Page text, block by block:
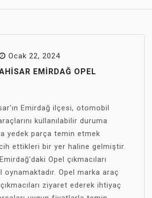
Ocak 22, 2024
EMIRDAĞ OPEL
Emirdağ ilçesi, otomobil
kullanılabilir duruma
yedek parça temin etmek
ettikleri bir yer haline gelmiştir.
Opel çıkmacıları
Opel marka araç
ziyaret ederek ihtiyaç